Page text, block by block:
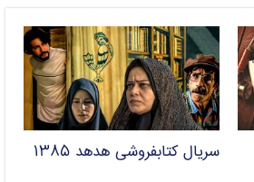
سریال کتابفروشی هدهد ۱۳۸۵